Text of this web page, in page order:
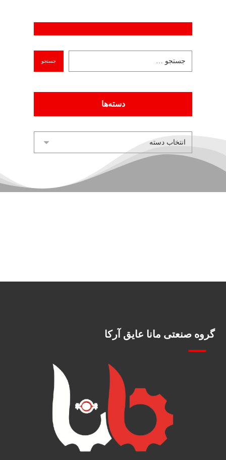
دسته‌ها
گروه صنعتی مانا عایق آرکا